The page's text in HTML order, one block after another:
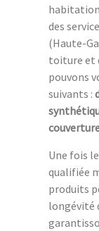
des
(Haute-
toiture et
pouvons
suivants :
Une fois
qualifiée
produits
longévité